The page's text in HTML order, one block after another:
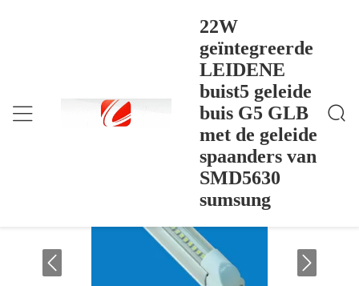
22W
geïntegreerde
LEIDENE
buist5 geleide
buis G5 GLB
met de geleide
spaanders van
SMD5630
sumsung
22W Geïntegreerde LEIDENE Buist5 Geleide Buis G
22W geïntegreerde LEIDENE buist5
geleide buis G5 GLB met de geleide
spaanders van SMD5630 sumsung